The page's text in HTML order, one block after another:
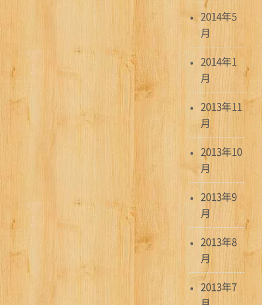
2014年5
月
2014年1
月
2013年11
月
2013年10
月
2013年9
月
2013年8
月
2013年7